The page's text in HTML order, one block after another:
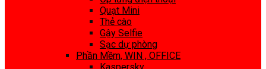
Quạt Mini
Thẻ cào
Gậy Selfie
Sạc dự phòng
Phần Mềm, WIN , OFFICE